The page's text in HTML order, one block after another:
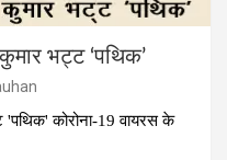
भट्ट ‘पथिक’
'पथिक' कोरोना-19 वायरस के